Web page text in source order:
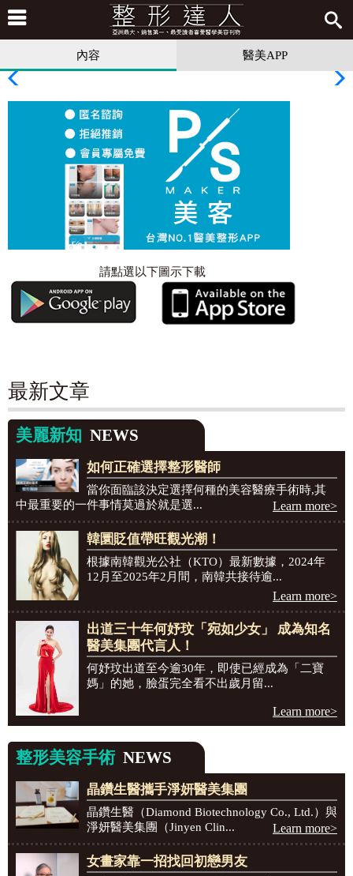
內容 醫美APP
請點選以下圖示下載
最新文章
美麗新知 NEWS
如何正確選擇整形醫師
當你面臨該決定選擇何種的美容醫療手術時,其
中最重要的一件事情莫過於就是選...
Learn more>
韓圜貶值帶旺觀光潮！
根據南韓觀光公社（KTO）最新數據，2024年
12月至2025年2月間，南韓共接待逾...
Learn more>
出道三十年何妤玟「宛如少女」 成為知名
醫美集團代言人！
何妤玟出道至今逾30年，即使已經成為「二寶
媽」的她，臉蛋完全看不出歲月留...
Learn more>
整形美容手術 NEWS
晶鑽生醫攜手淨妍醫美集團
晶鑽生醫（Diamond Biotechnology Co., Ltd.）與
淨妍醫美集團（Jinyen Clin...
Learn more>
女畫家靠一招找回初戀男友